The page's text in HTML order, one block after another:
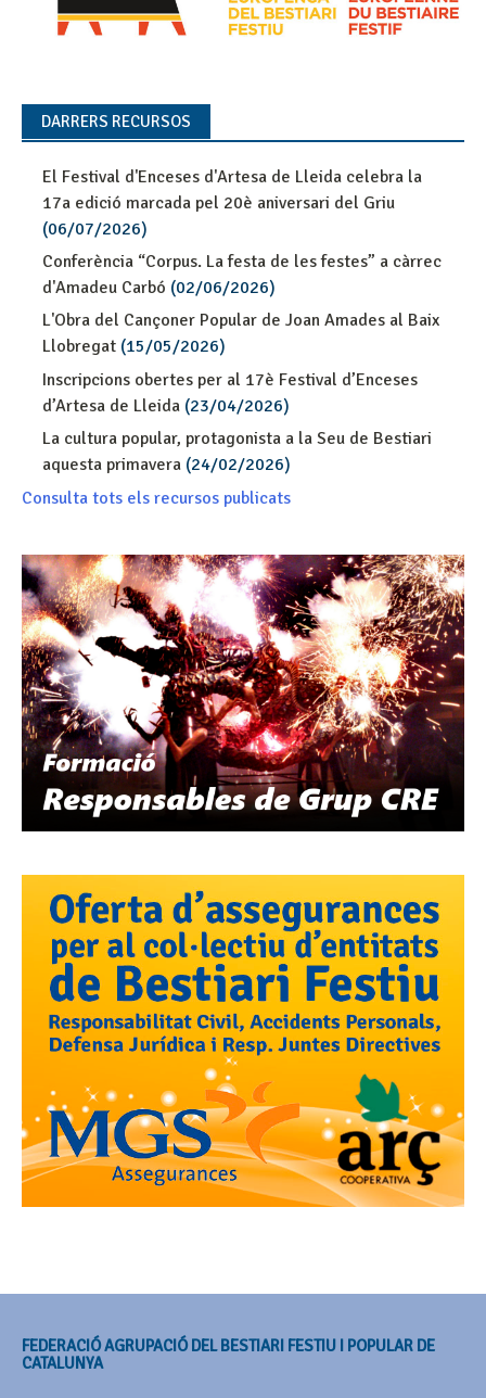
DARRERS RECURSOS
El Festival d'Enceses d'Artesa de Lleida celebra la
17a edició marcada pel 20è aniversari del Griu
(06/07/2026)
Conferència “Corpus. La festa de les festes” a càrrec
d'Amadeu Carbó (02/06/2026)
L'Obra del Cançoner Popular de Joan Amades al Baix
Llobregat (15/05/2026)
Inscripcions obertes per al 17è Festival d’Enceses
d’Artesa de Lleida (23/04/2026)
La cultura popular, protagonista a la Seu de Bestiari
aquesta primavera (24/02/2026)
Consulta tots els recursos publicats
FEDERACIÓ AGRUPACIÓ DEL BESTIARI FESTIU I POPULAR DE
CATALUNYA